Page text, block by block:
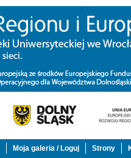
Moja galeria / Loguj Strony